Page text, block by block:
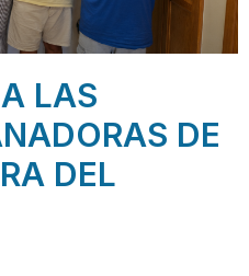
LAS
DE
DEL